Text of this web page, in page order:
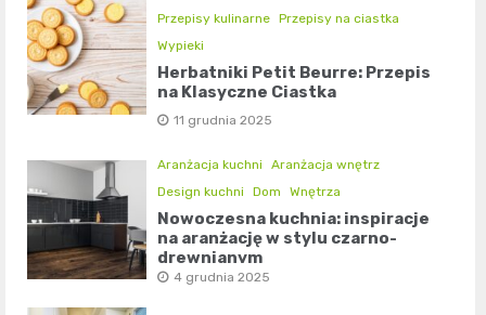
Przepisy kulinarne Przepisy na ciastka
Wypieki
Herbatniki Petit Beurre: Przepis
na Klasyczne Ciastka
11 grudnia 2025
Aranżacja kuchni
Aranżacja wnętrz
Design kuchni
Dom Wnętrza
Nowoczesna kuchnia: inspiracje
na aranżację w stylu czarno-
drewnianym
4 grudnia 2025